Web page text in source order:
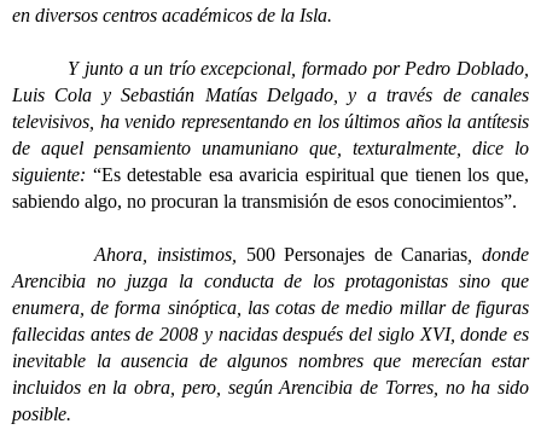
en diversos centros académicos de la Isla.
Y junto a un trío excepcional, formado por Pedro Doblado,
Luis Cola y Sebastián Matías Delgado, y a través de canales
televisivos, ha venido representando en los últimos años la antítesis
de aquel pensamiento unamuniano que, texturalmente, dice lo
siguiente: “Es detestable esa avaricia espiritual que tienen los que,
sabiendo algo, no procuran la transmisión de esos conocimientos”.
Ahora, insistimos, 500 Personajes de Canarias , donde
Arencibia no juzga la conducta de los protagonistas sino que
enumera, de forma sinóptica, las cotas de medio millar de figuras
fallecidas antes de 2008 y nacidas después del siglo XVI, donde es
inevitable la ausencia de algunos nombres que merecían estar
incluidos en la obra, pero, según Arencibia de Torres, no ha sido
posible.